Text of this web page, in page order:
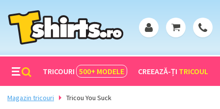
TRICOURI 500+ MODELE CREEAZĂ-ȚI TRICOUL
Magazin tricouri Tricou You Suck